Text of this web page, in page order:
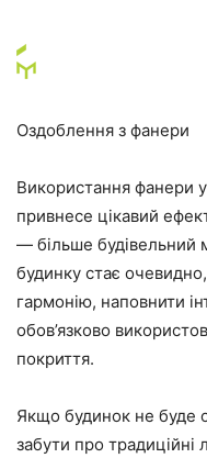
Оздоблення з фанери
Використання фанери
привнесе цікавий
— більше будівельний
будинку стає
гармонію, наповнити
обов’язково
покриття.
Якщо будинок не буде
забути про традиційні